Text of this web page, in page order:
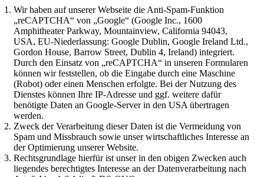
Wir haben auf unserer Webseite die Anti-Spam-Funktion
„reCAPTCHA“ von „Google“ (Google Inc., 1600
Amphitheater Parkway, Mountainview, California 94043,
USA, EU-Niederlassung: Google Dublin, Google Ireland Ltd.,
Gordon House, Barrow Street, Dublin 4, Ireland) integriert.
Durch den Einsatz von „reCAPTCHA“ in unseren Formularen
können wir feststellen, ob die Eingabe durch eine Maschine
(Robot) oder einen Menschen erfolgte. Bei der Nutzung des
Dienstes können Ihre IP-Adresse und ggf. weitere dafür
benötigte Daten an Google-Server in den USA übertragen
werden.
Zweck der Verarbeitung dieser Daten ist die Vermeidung von
Spam und Missbrauch sowie unser wirtschaftliches Interesse an
der Optimierung unserer Website.
Rechtsgrundlage hierfür ist unser in den obigen Zwecken auch
liegendes berechtigtes Interesse an der Datenverarbeitung nach